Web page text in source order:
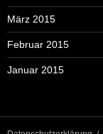
März 2015
Februar 2015
Januar 2015